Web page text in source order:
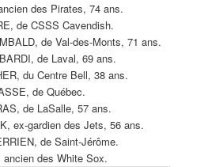
des Pirates, 74 ans.
de CSSS Cavendish.
de Val-des-Monts, 71 ans.
de Laval, 69 ans.
du Centre Bell, 38 ans.
de Québec.
de LaSalle, 57 ans.
ex-gardien des Jets, 56 ans.
de Saint-Jérôme.
des White Sox.